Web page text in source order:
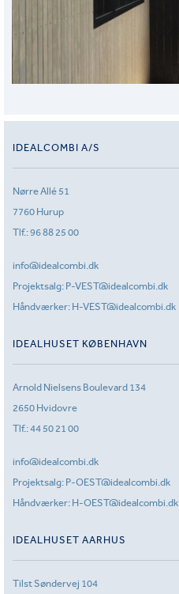
IDEALCOMBI A/S
Nørre Allé 51
7760 Hurup
Tlf.:96 88 25 00
info@idealcombi.dk
Projektsalg: P-VEST@idealcombi.dk
Håndværker: H-VEST@idealcombi.dk
IDEALHUSET KØBENHAVN
Arnold Nielsens Boulevard 134
2650 Hvidovre
Tlf.:44 50 21 00
info@idealcombi.dk
Projektsalg: P-OEST@idealcombi.dk
Håndværker: H-OEST@idealcombi.dk
IDEALHUSET AARHUS
Tilst Søndervej 104